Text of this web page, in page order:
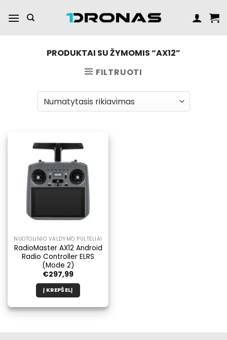
turinį
PRODUKTAI SU ŽYMOMIS “AX12”
FILTRUOTI
NUOTOLINIO VALDYMO PULTELIAI
RadioMaster AX12 Android
Radio Controller ELRS
(Mode 2)
€297,99
Į KREPŠELĮ